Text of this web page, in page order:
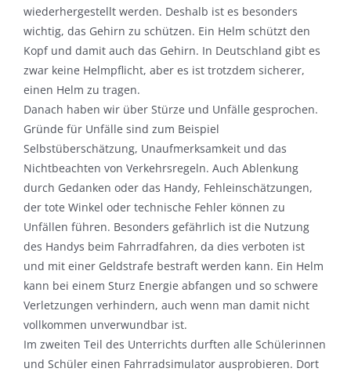
wiederhergestellt werden. Deshalb ist es besonders
wichtig, das Gehirn zu schützen. Ein Helm schützt den
Kopf und damit auch das Gehirn. In Deutschland gibt es
zwar keine Helmpflicht, aber es ist trotzdem sicherer,
einen Helm zu tragen.
Danach haben wir über Stürze und Unfälle gesprochen.
Gründe für Unfälle sind zum Beispiel
Selbstüberschätzung, Unaufmerksamkeit und das
Nichtbeachten von Verkehrsregeln. Auch Ablenkung
durch Gedanken oder das Handy, Fehleinschätzungen,
der tote Winkel oder technische Fehler können zu
Unfällen führen. Besonders gefährlich ist die Nutzung
des Handys beim Fahrradfahren, da dies verboten ist
und mit einer Geldstrafe bestraft werden kann. Ein Helm
kann bei einem Sturz Energie abfangen und so schwere
Verletzungen verhindern, auch wenn man damit nicht
vollkommen unverwundbar ist.
Im zweiten Teil des Unterrichts durften alle Schülerinnen
und Schüler einen Fahrradsimulator ausprobieren. Dort